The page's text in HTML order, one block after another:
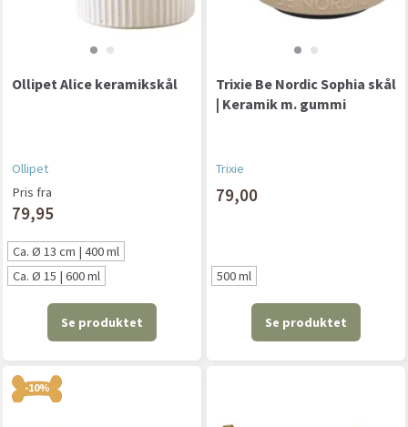
Ollipet Alice keramikskål
Ollipet
Pris fra
79,95
Ca. Ø 13 cm | 400 ml
Ca. Ø 15 | 600 ml
Se produktet
Trixie Be Nordic Sophia skål
| Keramik m. gummi
Trixie
79,00
500 ml
Se produktet
-10%